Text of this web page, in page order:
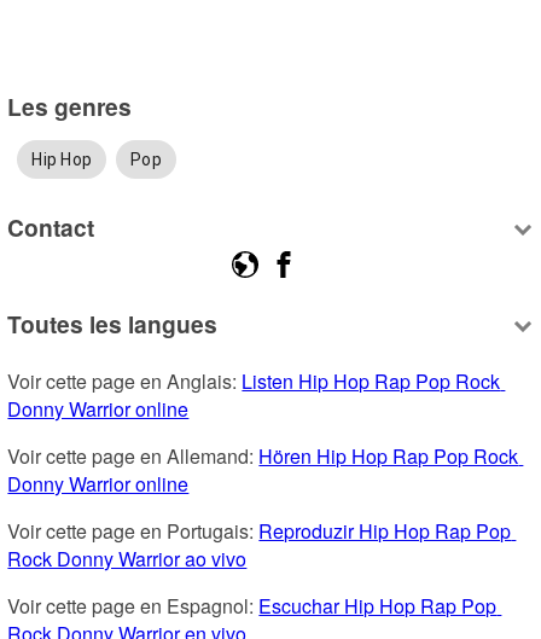
Les genres
Hip Hop Pop
Contact
Toutes les langues
Voir cette page en Anglais: Listen Hip Hop Rap Pop Rock
Donny Warrior online
Voir cette page en Allemand: Hören Hip Hop Rap Pop Rock
Donny Warrior online
Voir cette page en Portugais: Reproduzir Hip Hop Rap Pop
Rock Donny Warrior ao vivo
Voir cette page en Espagnol: Escuchar Hip Hop Rap Pop
Rock Donny Warrior en vivo